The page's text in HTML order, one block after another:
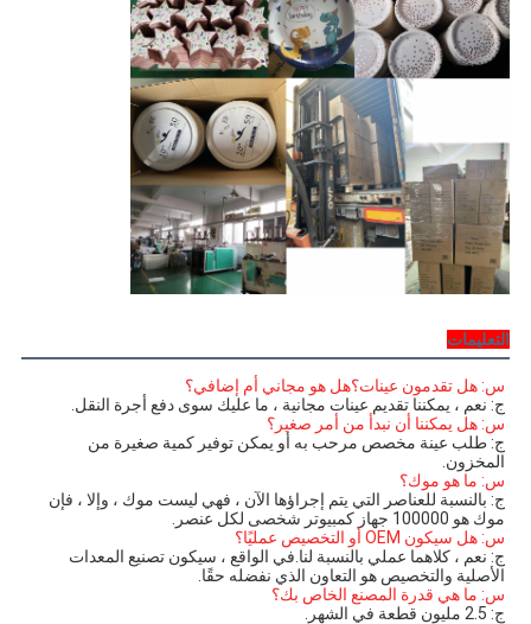
التعليمات
س: هل تقدمون عينات؟هل هو مجاني أم إضافي؟
ج: نعم ، يمكننا تقديم عينات مجانية ، ما عليك سوى دفع أجرة النقل.
س: هل يمكننا أن نبدأ من أمر صغير؟
المخزون.
س: ما هو موك؟
موك هو 100000 جهاز كمبيوتر شخصى لكل عنصر.
س: هل سيكون OEM أو التخصيص عمليًا؟
الأصلية والتخصيص هو التعاون الذي نفضله حقًا.
س: ما هي قدرة المصنع الخاص بك؟
ج: 2.5 مليون قطعة في الشهر.